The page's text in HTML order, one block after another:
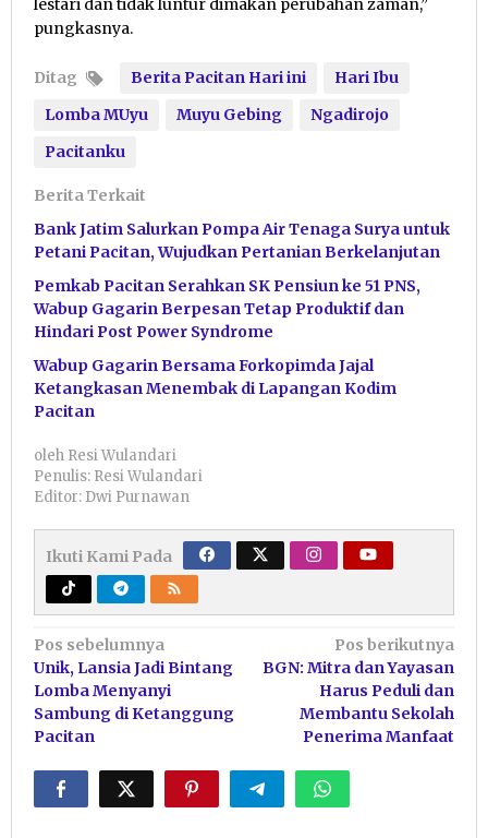
lestari dan tidak luntur dimakan perubahan zaman,”
pungkasnya.
Ditag Berita Pacitan Hari ini
Hari Ibu
Lomba MUyu
Muyu Gebing
Ngadirojo
Pacitanku
Berita Terkait
Bank Jatim Salurkan Pompa Air Tenaga Surya untuk
Petani Pacitan, Wujudkan Pertanian Berkelanjutan
Pemkab Pacitan Serahkan SK Pensiun ke 51 PNS,
Wabup Gagarin Berpesan Tetap Produktif dan
Hindari Post Power Syndrome
Wabup Gagarin Bersama Forkopimda Jajal
Ketangkasan Menembak di Lapangan Kodim
Pacitan
oleh Resi Wulandari
Penulis: Resi Wulandari
Editor: Dwi Purnawan
Ikuti Kami Pada
Navigasi
pos
Pos sebelumnya
Unik, Lansia Jadi Bintang
Lomba Menyanyi
Sambung di Ketanggung
Pacitan
Pos berikutnya
BGN: Mitra dan Yayasan
Harus Peduli dan
Membantu Sekolah
Penerima Manfaat